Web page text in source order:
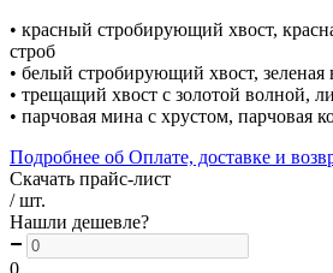
• красный стробирующий хвост,
строб
• белый стробирующий хвост, зеленая
• трещащий хвост с золотой волной,
• парчовая мина с хрустом, парчовая
Подробнее об Оплате, доставке и
Скачать прайс-лист
/ шт.
Нашли дешевле?
0